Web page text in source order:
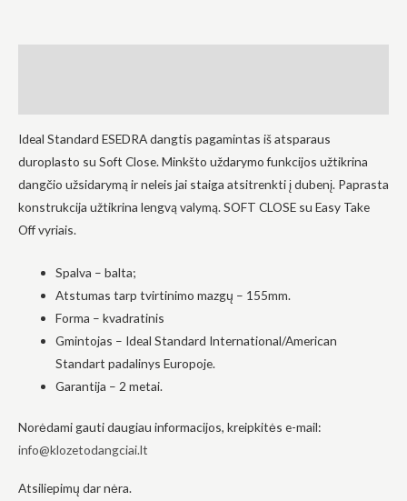
Ideal Standard ESEDRA dangtis pagamintas iš atsparaus
duroplasto su Soft Close. Minkšto uždarymo funkcijos užtikrina
dangčio užsidarymą ir neleis jai staiga atsitrenkti į dubenį. Paprasta
konstrukcija užtikrina lengvą valymą. SOFT CLOSE su Easy Take
Off vyriais.
Spalva – balta;
Atstumas tarp tvirtinimo mazgų – 155mm.
Forma – kvadratinis
Gmintojas – Ideal Standard International/American
Standart padalinys Europoje.
Garantija – 2 metai.
Norėdami gauti daugiau informacijos, kreipkitės e-mail:
info@klozetodangciai.lt
Atsiliepimų dar nėra.
ir struktūrą,
Patirtis
Kad mūsų
svetainė
veiktų kuo
geriau jūsų
atsisakysite
šių slapukų,
funkcijos iš
svetainės
išnyks.
Dalindamiesi
savo
lankotės